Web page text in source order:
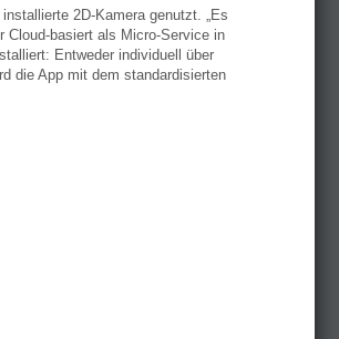
2D-Kamera genutzt. „Es
Cloud-basiert als Micro-Service in
Entweder individuell über
die App mit dem standardisierten